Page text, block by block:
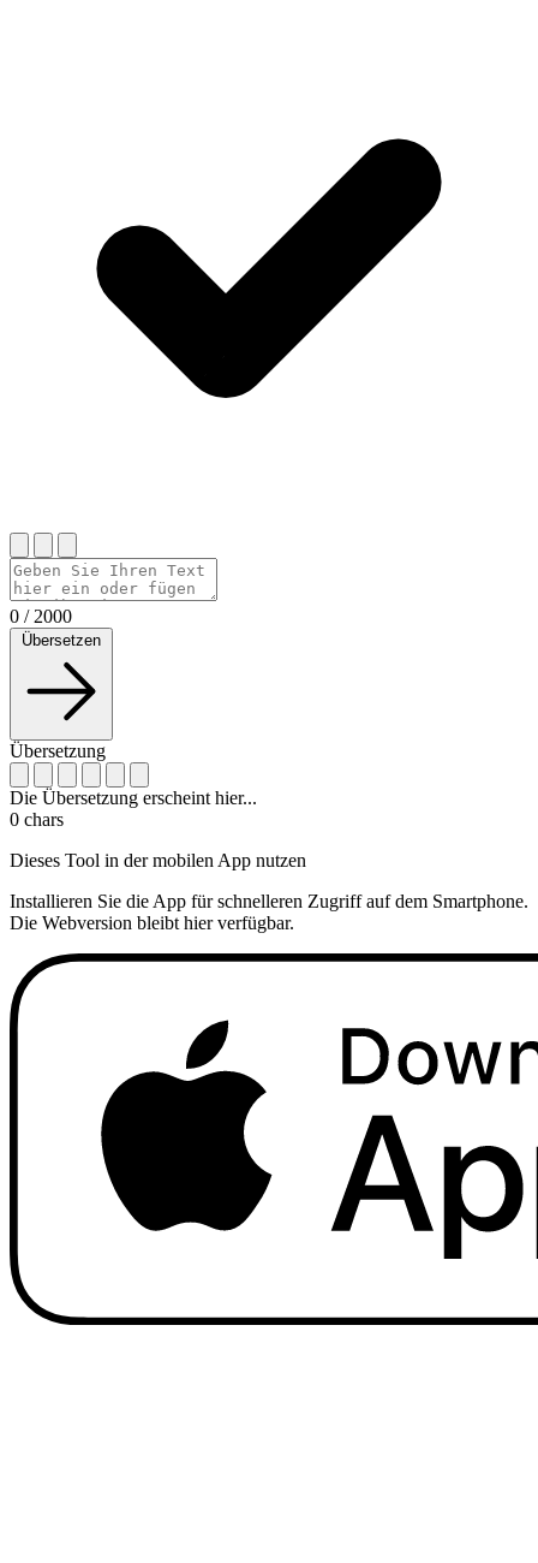
0 / 2000
Übersetzen
Übersetzung
Die Übersetzung erscheint hier...
0 chars
Dieses Tool in der mobilen App nutzen
Installieren Sie die App für schnelleren Zugriff auf dem Smartphone.
Die Webversion bleibt hier verfügbar.